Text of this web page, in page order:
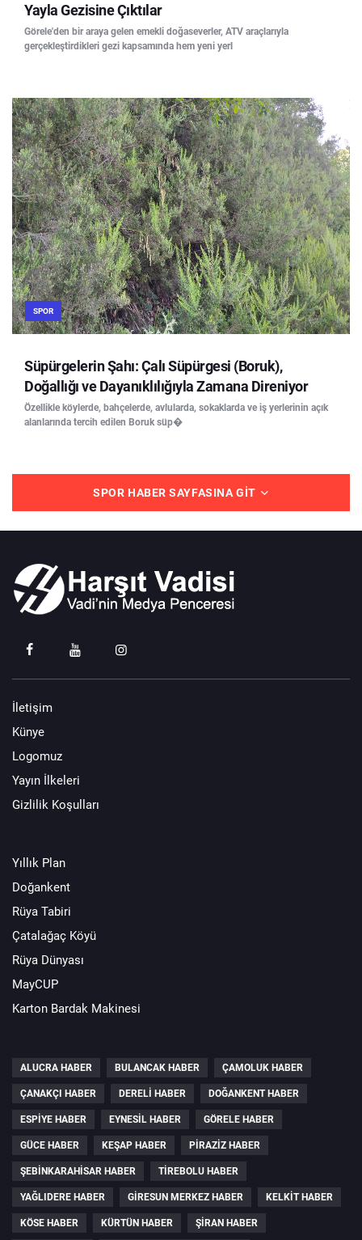
Yayla Gezisine Çıktılar
Görele'den bir araya gelen emekli doğaseverler, ATV araçlarıyla
gerçekleştirdikleri gezi kapsamında hem yeni yerl
SPOR
Süpürgelerin Şahı: Çalı Süpürgesi (Boruk),
Doğallığı ve Dayanıklılığıyla Zamana Direniyor
Özellikle köylerde, bahçelerde, avlularda, sokaklarda ve iş yerlerinin açık
alanlarında tercih edilen Boruk süp�
SPOR HABER SAYFASINA GIT
İletişim
Künye
Logomuz
Yayın İlkeleri
Gizlilik Koşulları
Yıllık Plan
Doğankent
Rüya Tabiri
Çatalağaç Köyü
Rüya Dünyası
MayCUP
Karton Bardak Makinesi
ALUCRA HABER BULANCAK HABER ÇAMOLUK HABER
ÇANAKÇI HABER DERELI HABER DOĞANKENT HABER
ESPIYE HABER EYNESIL HABER GÖRELE HABER
GÜCE HABER KEŞAP HABER PIRAZIZ HABER
ŞEBINKARAHISAR HABER TIREBOLU HABER
YAĞLIDERE HABER GIRESUN MERKEZ HABER KELKIT HABER
KÖSE HABER KÜRTÜN HABER ŞIRAN HABER